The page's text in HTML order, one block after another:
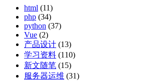
html (11)
php (34)
python (37)
Vue (2)
产品设计 (13)
学习资料 (110)
新文随笔 (15)
服务器运维 (31)